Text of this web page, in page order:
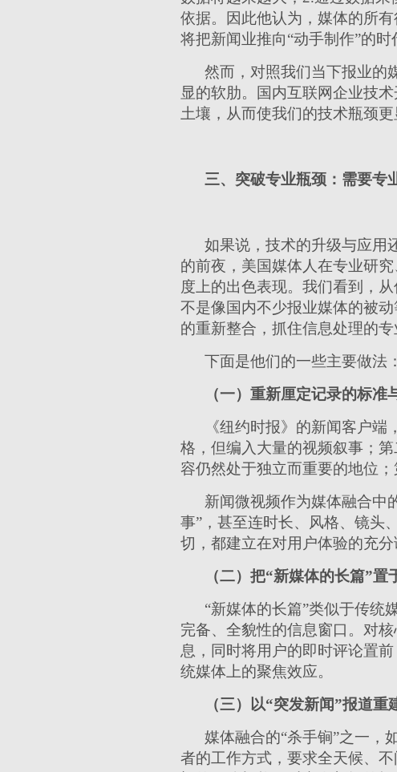
依据。因此他认为，媒体的所
将把新闻业推向“动手制作”的时
然而，对照我们当下报业的
显的软肋。国内互联网企业技
土壤，从而使我们的技术瓶颈更
三、突破专业瓶颈：需要专
如果说，技术的升级与应用
的前夜，美国媒体人在专业研
度上的出色表现。我们看到，
不是像国内不少报业媒体的被
的重新整合，抓住信息处理的
下面是他们的一些主要做法：
（一）重新厘定记录的标准
《纽约时报》的新闻客户
格，但编入大量的视频叙事；
容仍然处于独立而重要的地位；
新闻微视频作为媒体融合中
事”，甚至连时长、风格、镜头
切，都建立在对用户体验的充分
（二）把“新媒体的长篇”置
“新媒体的长篇”类似于传统
完备、全貌性的信息窗口。对
息，同时将用户的即时评论置
统媒体上的聚焦效应。
（三）以“突发新闻”报道重
媒体融合的“杀手锏”之一，
者的工作方式，要求全天候、